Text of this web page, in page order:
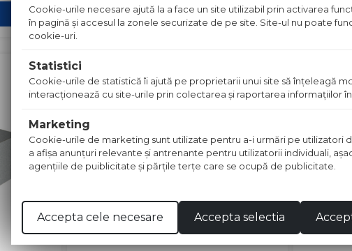
Vezi detalii
PE COMANDA
Cookie-urile necesare ajută la a face un site utilizabil prin activarea
în pagină şi accesul la zonele securizate de pe site. Site-ul nu poate
cookie-uri.
Statistici
Cookie-urile de statistică îi ajută pe proprietarii unui site să înţeleagă
interacţionează cu site-urile prin colectarea şi raportarea informaţiilor
Marketing
Cookie-urile de marketing sunt utilizate pentru a-i urmări pe utilizatori
a afişa anunţuri relevante şi antrenante pentru utilizatorii individuali,
agenţiile de puiblicitate şi părţile terţe care se ocupă de publicitate.
Accepta cele necesare Accepta selectia